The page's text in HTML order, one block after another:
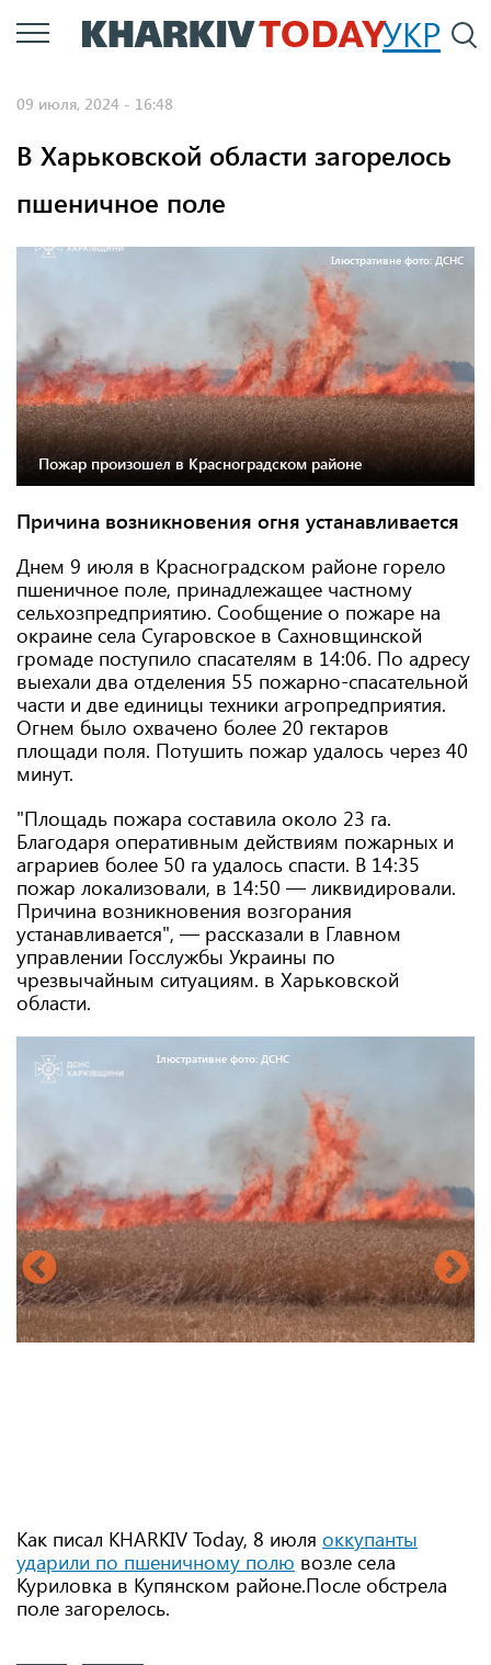
Перейти
к
УКР
09 июля, 2024 - 16:48
В Харьковской области загорелось
пшеничное поле
Ілюстративне фото: ДСНС
Пожар произошел в Красноградском районе
Причина возникновения огня устанавливается
Днем 9 июля в Красноградском районе горело
пшеничное поле, принадлежащее частному
сельхозпредприятию. Сообщение о пожаре на
окраине села Сугаровское в Сахновщинской
громаде поступило спасателям в 14:06. По адресу
выехали два отделения 55 пожарно-спасательной
части и две единицы техники агропредприятия.
Огнем было охвачено более 20 гектаров
площади поля. Потушить пожар удалось через 40
минут.
"Площадь пожара составила около 23 га.
Благодаря оперативным действиям пожарных и
аграриев более 50 га удалось спасти. В 14:35
пожар локализовали, в 14:50 — ликвидировали.
Причина возникновения возгорания
устанавливается", — рассказали в Главном
управлении Госслужбы Украины по
чрезвычайным ситуациям. в Харьковской
области.
Ілюстративне фото: ДСНС
Как писал KHARKIV Today, 8 июля оккупанты
ударили по пшеничному полю возле села
Куриловка в Купянском районе.После обстрела
поле загорелось.